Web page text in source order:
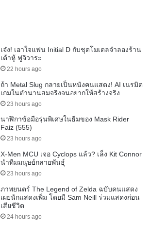
เจ๋ง! เอาใจแฟน Initial D กับชุดโมเดลจำลองร้าน
เต้าหู้ ฟูจิวาระ
22 hours ago
ถ้า Metal Slug กลายเป็นหนังคนแสดง! AI เนรมิต
เกมในตำนานสมจริงจนอยากให้สร้างจริง
23 hours ago
นาฬิกาข้อมือรุ่นพิเศษในธีมของ Mask Rider
Faiz (555)
23 hours ago
X-Men MCU เจอ Cyclops แล้ว? เล็ง Kit Connor
นำทีมมนุษย์กลายพันธุ์
23 hours ago
ภาพยนตร์ The Legend of Zelda ฉบับคนแสดง
เผยนักแสดงเพิ่ม โดยมี Sam Neill ร่วมแสดงก่อน
เสียชีวิต
24 hours ago